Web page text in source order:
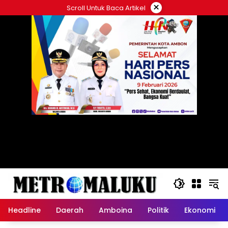
ke
Scroll Untuk Baca Artikel ×
Headline Daerah Amboina Politik Ekonomi